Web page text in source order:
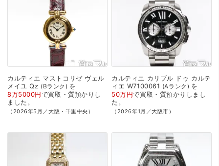
カルティエ マストコリゼ ヴェル
メイユ Qz Bランク
を
8万5000円で買取・質預かり し
ました。
（2026年5月／大阪・千里中央）
カルティエ カリブル ドゥ カルテ
ィエ W7100061 Aランク
を
50万円で買取・質預かり しまし
た。
（2026年1月／大阪市）